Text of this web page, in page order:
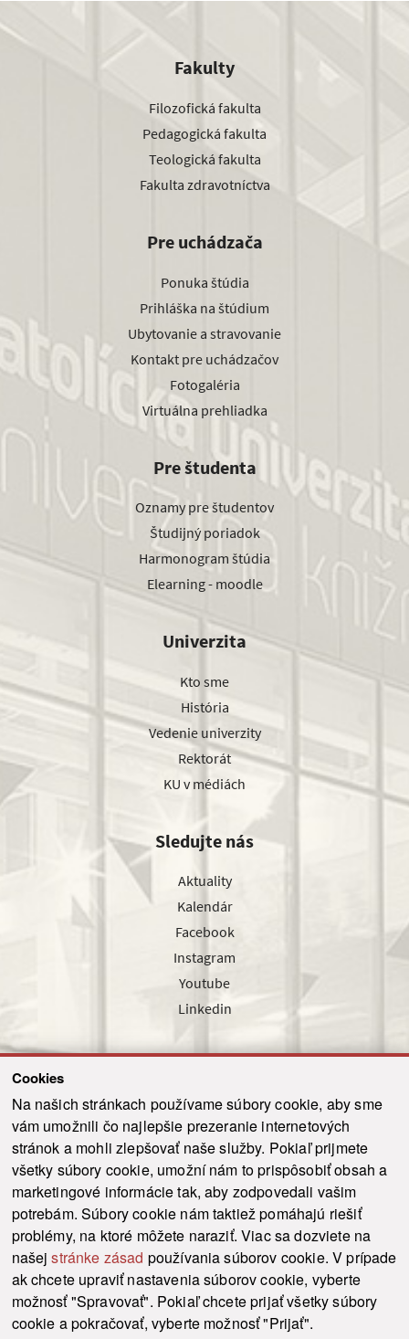
Cookies
Na našich stránkach používame súbory cookie, aby sme
vám umožnili čo najlepšie prezeranie internetových
stránok a mohli zlepšovať naše služby. Pokiaľ prijmete
všetky súbory cookie, umožní nám to prispôsobiť obsah a
marketingové informácie tak, aby zodpovedali vašim
potrebám. Súbory cookie nám taktiež pomáhajú riešiť
problémy, na ktoré môžete naraziť. Viac sa dozviete na
našejstránke zásad používania súborov cookie. V prípade
ak chcete upraviť nastavenia súborov cookie, vyberte
možnosť "Spravovať". Pokiaľ chcete prijať všetky súbory
cookie a pokračovať, vyberte možnosť "Prijať".
Fakulty
Filozofická fakulta
Pedagogická fakulta
Teologická fakulta
Fakulta zdravotníctva
Pre uchádzača
Ponuka štúdia
Prihláška na štúdium
Ubytovanie a stravovanie
Kontakt pre uchádzačov
Fotogaléria
Virtuálna prehliadka
Pre študenta
Oznamy pre študentov
Študijný poriadok
Harmonogram štúdia
Elearning - moodle
Univerzita
Kto sme
História
Vedenie univerzity
Rektorát
KU v médiách
Sledujte nás
Aktuality
Kalendár
Facebook
Instagram
Youtube
Linkedin
Odoslať
© 2021-2026 ku.sk. Všetky práva vyhradené. | Ochrana osobných údajov
Vyhlásenie o prístupnosti |
Admin
This site is protected by reCAPTCHA and the Google Privacy Policy and Terms of
Service
apply.